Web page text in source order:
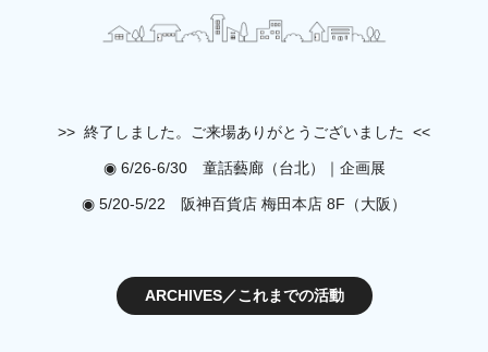
>> 終了しました。ご来場ありがとうございました <<
◉ 6/26-6/30 童話藝廊（台北）｜企画展
◉ 5/20-5/22 阪神百貨店 梅田本店 8F（大阪）
ARCHIVES／これまでの活動